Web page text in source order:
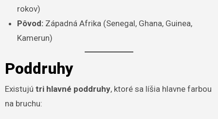
rokov)
Pôvod: Západná Afrika (Senegal, Ghana, Guinea,
Kamerun)
Poddruhy
Existujú tri hlavné poddruhy, ktoré sa líšia hlavne farbou
na bruchu: